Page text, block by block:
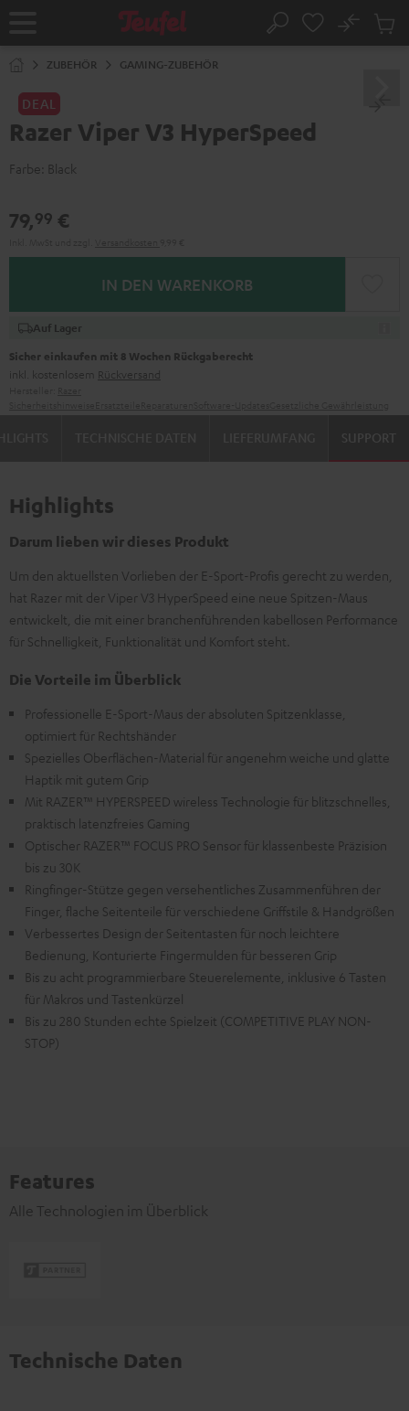
Startseite Suche
No
ZUBEHÖR GAMING-ZUBEHÖR
DEAL
Razer Viper V3 HyperSpeed
Farbe: Black
79,99 €
IN DEN WARENKORB
Auf Lager
Sicher einkaufen mit 8 Wochen Rückgaberecht
inkl. kostenlosem Rückversand
SUPPORT
Highlights
Darum lieben wir dieses Produkt
Um den aktuellsten Vorlieben der E-Sport-Profis gerecht zu werden,
hat Razer mit der Viper V3 HyperSpeed eine neue Spitzen-Maus
entwickelt, die mit einer branchenführenden kabellosen Performance
für Schnelligkeit, Funktionalität und Komfort steht.
Die Vorteile im Überblick
Professionelle E-Sport-Maus der absoluten Spitzenklasse,
optimiert für Rechtshänder
Spezielles Oberflächen-Material für angenehm weiche und glatte
Haptik mit gutem Grip
Mit RAZER™ HYPERSPEED wireless Technologie für blitzschnelles,
praktisch latenzfreies Gaming
Optischer RAZER™ FOCUS PRO Sensor für klassenbeste Präzision
bis zu 30K
Ringfinger-Stütze gegen versehentliches Zusammenführen der
Finger, flache Seitenteile für verschiedene Griffstile & Handgrößen
Verbessertes Design der Seitentasten für noch leichtere
Bedienung, Konturierte Fingermulden für besseren Grip
Bis zu acht programmierbare Steuerelemente, inklusive 6 Tasten
für Makros und Tastenkürzel
Bis zu 280 Stunden echte Spielzeit (COMPETITIVE PLAY NON-
STOP)
Features
Alle Technologien im Überblick
Technische Daten